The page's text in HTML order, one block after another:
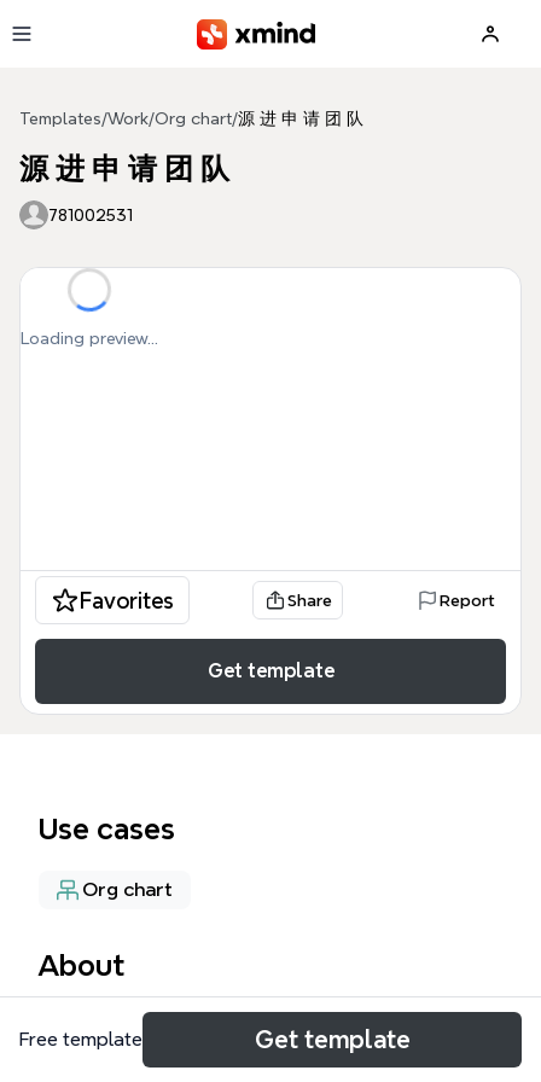
Templates/Work/Org chart/源 进 申 请 团 队
源 进 申 请 团 队
781002531
Loading preview...
Favorites Share Report
Get template
Use cases
Org chart
About
源进申请团队模板是一张专为留学申请机构设计的团队
分工与流程管理思维导图，清晰呈现了从申请总监到终
Free template Get template